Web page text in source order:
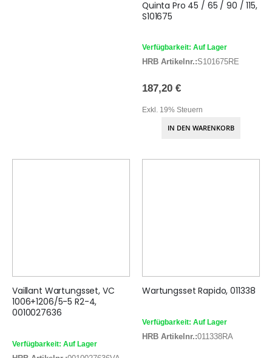
Quinta Pro 45 / 65 / 90 / 115,
S101675
Verfügbarkeit: Auf Lager
HRB Artikelnr.:S101675RE
187,20 €
Exkl. 19% Steuern
IN DEN WARENKORB
Vaillant Wartungsset, VC
1006+1206/5-5 R2-4,
0010027636
Verfügbarkeit: Auf Lager
Wartungsset Rapido, 011338
Verfügbarkeit: Auf Lager
HRB Artikelnr.:011338RA